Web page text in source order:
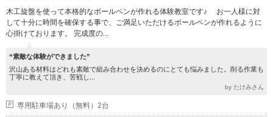
木工旋盤を使って本格的なボールペンが作れる体験教室です♪ お一人様に対
して十分に時間を確保する事で、ご満足いただけるボールペンが作れるように
心掛けております。 完成度の...
“素敵な体験ができました”
沢山ある材料はどれも素敵で組み合わせを決めるのにとても悩みました。削る作業も
丁寧に教えて頂き、苦戦し...
by たけみさん
専用駐車場あり（無料）2台